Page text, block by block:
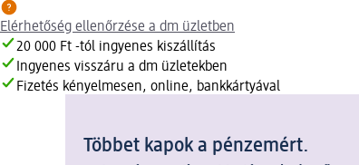
Elérhetőség ellenőrzése a dm üzletben
20 000 Ft -tól ingyenes kiszállítás
Ingyenes visszáru a dm üzletekben
Fizetés kényelmesen, online, bankkártyával
Többet kapok a pénzemért.